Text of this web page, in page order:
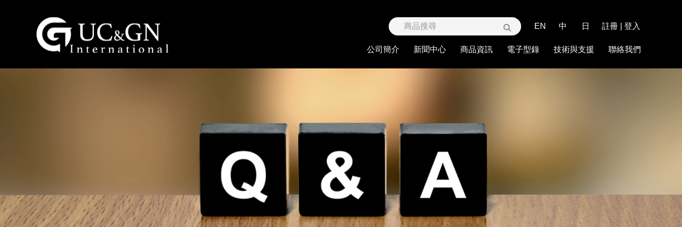
EN 中 日 註冊 登入
公司簡介 新聞中心 商品資訊 電子型錄 技術與支援 聯絡我們